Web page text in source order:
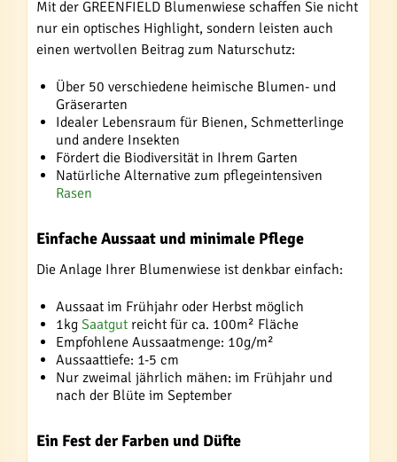
Mit der GREENFIELD Blumenwiese schaffen Sie nicht
nur ein optisches Highlight, sondern leisten auch
einen wertvollen Beitrag zum Naturschutz:
Über 50 verschiedene heimische Blumen- und
Gräserarten
Idealer Lebensraum für Bienen, Schmetterlinge
und andere Insekten
Fördert die Biodiversität in Ihrem Garten
Natürliche Alternative zum pflegeintensiven
Rasen
Einfache Aussaat und minimale Pflege
Die Anlage Ihrer Blumenwiese ist denkbar einfach:
Aussaat im Frühjahr oder Herbst möglich
1kg Saatgut reicht für ca. 100m² Fläche
Empfohlene Aussaatmenge: 10g/m²
Aussaattiefe: 1-5 cm
Nur zweimal jährlich mähen: im Frühjahr und
nach der Blüte im September
Ein Fest der Farben und Düfte